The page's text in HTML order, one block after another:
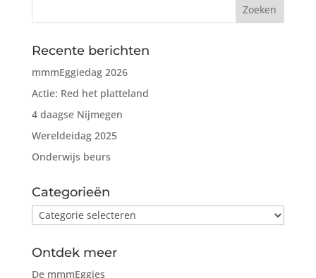
Recente berichten
mmmEggiedag 2026
Actie: Red het platteland
4 daagse Nijmegen
Wereldeidag 2025
Onderwijs beurs
Categorieën
Categorieën
Ontdek meer
De mmmEggies